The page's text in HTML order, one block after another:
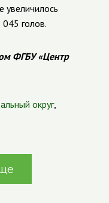
увеличилось
голов.
ФГБУ «Центр
округ,